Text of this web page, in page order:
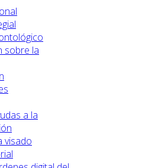
sobre la
a la
visado